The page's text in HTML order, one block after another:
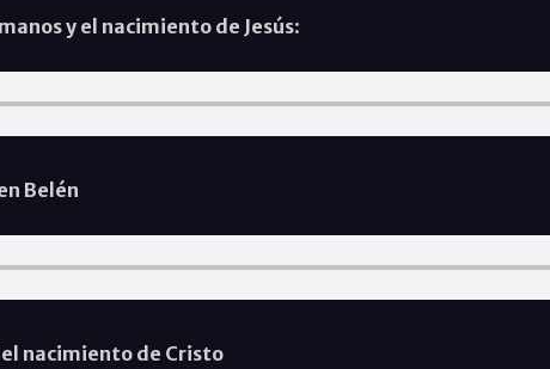
y el nacimiento de Jesús:
Belén
nacimiento de Cristo